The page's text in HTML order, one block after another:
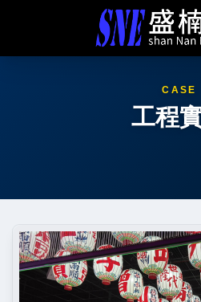
CASE
工程